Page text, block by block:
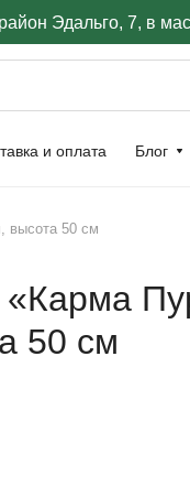
Эдальго, 7, в
и оплата Блог
высота 50 см
50 см